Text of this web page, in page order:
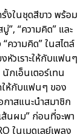
งในชุดสีขาว พร้อม
”, “ความคิด” และ
ความคิด” ในสไตล์
หัวเราะให้กับแฟนๆ
กเอ็นเตอร์เทน
ให้กับแฟนๆ ของ
าสแนะนำสมาชิก
ส้นผม” ก่อนที่จะพา
ในเมดเลย์เพลง